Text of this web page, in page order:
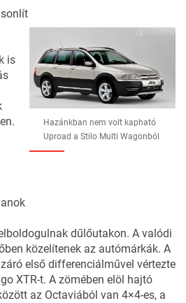
Hazánkban nem volt kapható
Uproad a Stilo Multi Wagonból
is
dűlőutakon. A valódi
közelítenek az autómárkák. A
első differenciálművel vértezte
XTR-t. A zömében elöl hajtó
az Octaviából van 4×4-es, a